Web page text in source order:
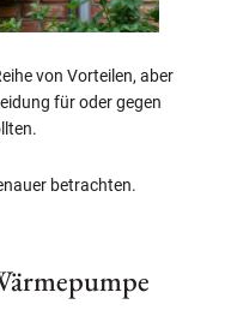
von Vorteilen, aber
für oder gegen
betrachten.